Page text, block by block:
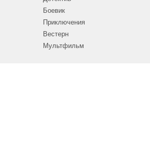
Боевик
Приключения
Вестерн
Мультфильм